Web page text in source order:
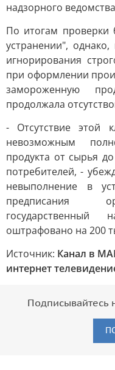
надзорного
По итогам проверки
устранении",
игнорирования
при оформлении
замороженную
продолжала
- Отсутствие этой
невозможным
продукта от сырья
потребителей, -
невыполнение в
предписания
государственный
оштрафовано на 200
Источник: Канал в
интернет
Подписывайтесь